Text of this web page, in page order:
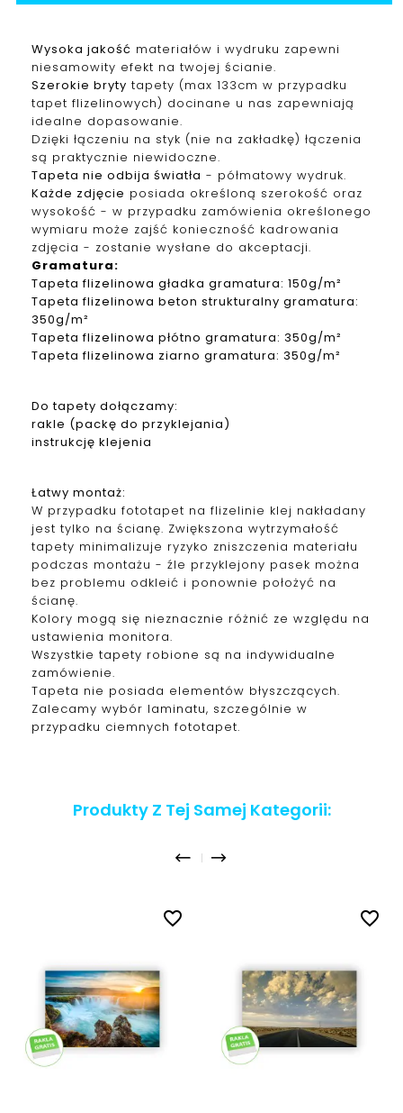
Wysoka jakość materiałów i wydruku zapewni
niesamowity efekt na twojej ścianie.
Szerokie bryty tapety (max 133cm w przypadku
tapet flizelinowych) docinane u nas zapewniają
idealne dopasowanie.
Dzięki łączeniu na styk (nie na zakładkę) łączenia
są praktycznie niewidoczne.
Tapeta nie odbija światła - półmatowy wydruk.
Każde zdjęcie posiada określoną szerokość oraz
wysokość - w przypadku zamówienia określonego
wymiaru może zajść konieczność kadrowania
zdjęcia - zostanie wysłane do akceptacji.
Gramatura:
Tapetaflizelinowa gładka gramatura: 150g/m²
Tapetaflizelinowa beton strukturalny gramatura:
350g/m²
Tapetaflizelinowa płótno gramatura: 350g/m²
Tapetaflizelinowa ziarno gramatura: 350g/m²
Do tapety dołączamy:
rakle (packę do przyklejania)
instrukcję klejenia
Łatwy montaż:
W przypadku fototapet na flizelinie klej nakładany
jest tylko na ścianę. Zwiększona wytrzymałość
tapety minimalizuje ryzyko zniszczenia materiału
podczas montażu - źle przyklejony pasek można
bez problemu odkleić i ponownie położyć na
ścianę.
Kolory mogą się nieznacznie różnić ze względu na
ustawienia monitora.
Wszystkie tapety robione są na indywidualne
zamówienie.
Tapeta nie posiada elementów błyszczących.
Zalecamy wybór laminatu, szczególnie w
przypadku ciemnych fototapet.
Produkty Z Tej Samej Kategorii:
favorite_border favorite_border